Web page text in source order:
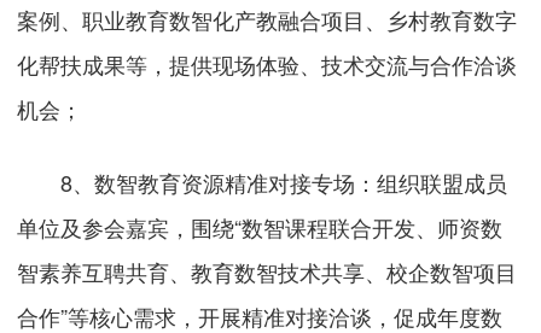
案例、职业教育数智化产教融合项目、乡村教育数字
化帮扶成果等，提供现场体验、技术交流与合作洽谈
机会；
8、数智教育资源精准对接专场：组织联盟成员
单位及参会嘉宾，围绕“数智课程联合开发、师资数
智素养互聘共育、教育数智技术共享、校企数智项目
合作”等核心需求，开展精准对接洽谈，促成年度数